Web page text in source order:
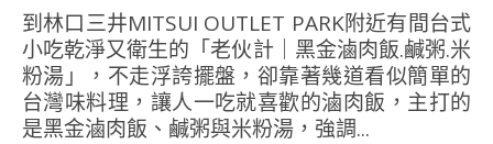
到林口三井MITSUI OUTLET PARK附近有間台式
小吃乾淨又衛生的「老伙計｜黑金滷肉飯.鹹粥.米
粉湯」，不走浮誇擺盤，卻靠著幾道看似簡單的
台灣味料理，讓人一吃就喜歡的滷肉飯，主打的
是黑金滷肉飯、鹹粥與米粉湯，強調...